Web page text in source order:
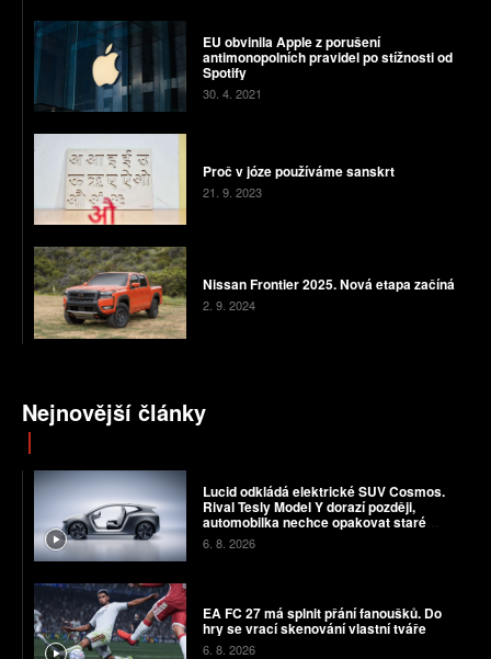
EU obvinila Apple z porušení
antimonopolních pravidel po stížnosti od
Spotify
30. 4. 2021
Proč v józe používáme sanskrt
21. 9. 2023
Nissan Frontier 2025. Nová etapa začíná
2. 9. 2024
Nejnovější články
Lucid odkládá elektrické SUV Cosmos.
Rival Tesly Model Y dorazí později,
automobilka nechce opakovat staré
chyby
6. 8. 2026
EA FC 27 má splnit přání fanoušků. Do
hry se vrací skenování vlastní tváře
6. 8. 2026